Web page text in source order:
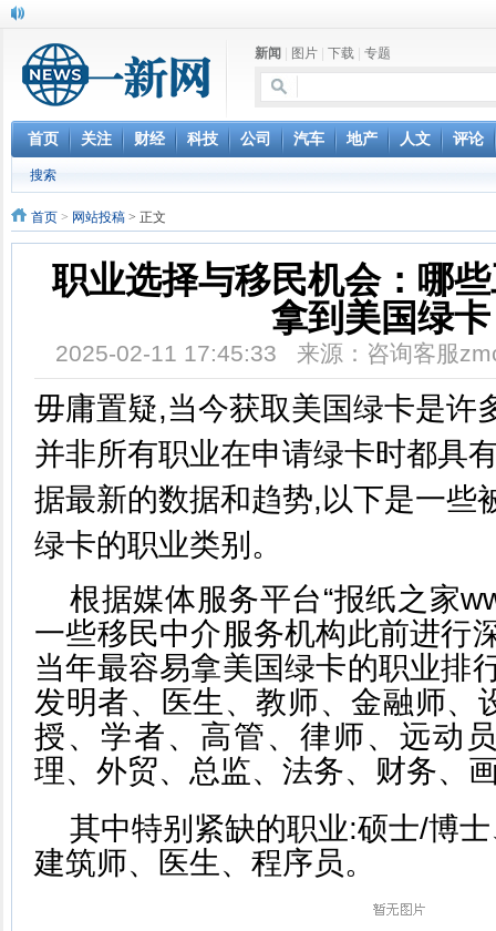
新闻 图片 下载 专题
首页 关注 财经 科技 公司 汽车 地产 人文 评论
搜索
首页 > 网站投稿 > 正文
职业选择与移民机会：哪
拿到美国绿
2025-02-11 17:45:33 来源：咨询客服
毋庸置疑,当今获取美国绿卡是许
并非所有职业在申请绿卡时都具
据最新的数据和趋势,以下是一些
绿卡的职业类别。
根据媒体服务平台“报纸之家
一些移民中介服务机构此前进行
当年最容易拿美国绿卡的职业排
发明者、医生、教师、金融师、
授、学者、高管、律师、远动
理、外贸、总监、法务、财务、
其中特别紧缺的职业:硕士/博
建筑师、医生、程序员。